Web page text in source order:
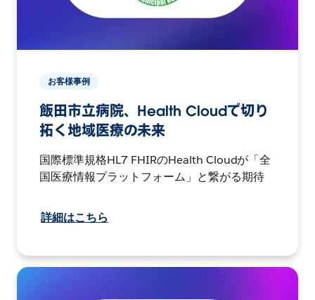
お客様事例
飯田市立病院、Health Cloudで切り
拓く地域医療の未来
国際標準規格HL7 FHIRのHealth Cloudが「全
国医療情報プラットフォーム」と繋がる期待
詳細はこちら